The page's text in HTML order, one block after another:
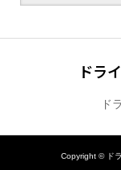
ドラ
ド
Copyright ©ド